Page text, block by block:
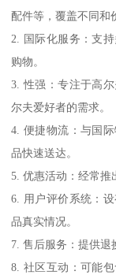
配件等，覆盖不同和
2. 国际化服务：支
购物。
3. 性强：专注于高
尔夫爱好者的需求。
4. 便捷物流：与国
品快速送达。
5. 优惠活动：经常推
6. 用户评价系统：
品真实情况。
7. 售后服务：提供退
8. 社区互动：可能